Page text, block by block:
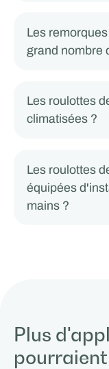
Les
grand nombre
Les roulottes
climatisées ?
Les roulottes
équipées
mains ?
Plus